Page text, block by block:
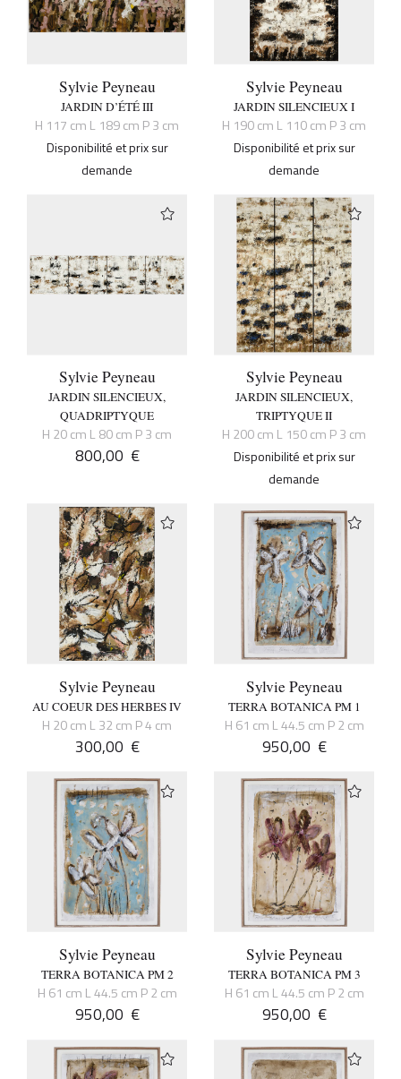
Sylvie Peyneau
JARDIN D’ÉTÉ III
H 117 cm L 189 cm P 3 cm
Disponibilité et prix sur
demande
Sylvie Peyneau
JARDIN SILENCIEUX I
H 190 cm L 110 cm P 3 cm
Disponibilité et prix sur
demande
Sylvie Peyneau
JARDIN SILENCIEUX,
QUADRIPTYQUE
H 20 cm L 80 cm P 3 cm
800,00 €
Sylvie Peyneau
JARDIN SILENCIEUX,
TRIPTYQUE II
H 200 cm L 150 cm P 3 cm
Disponibilité et prix sur
demande
Sylvie Peyneau
AU COEUR DES HERBES IV
H 20 cm L 32 cm P 4 cm
300,00 €
Sylvie Peyneau
TERRA BOTANICA PM 1
H 61 cm L 44.5 cm P 2 cm
950,00 €
Sylvie Peyneau
TERRA BOTANICA PM 2
H 61 cm L 44.5 cm P 2 cm
950,00 €
Sylvie Peyneau
TERRA BOTANICA PM 3
H 61 cm L 44.5 cm P 2 cm
950,00 €